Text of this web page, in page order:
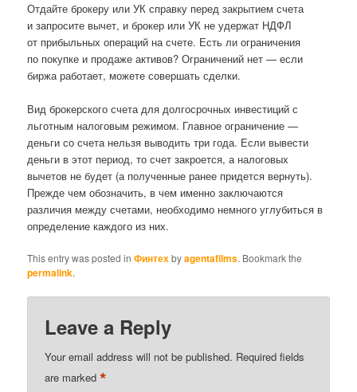
Отдайте брокеру или УК справку перед закрытием счета
и запросите вычет, и брокер или УК не удержат НДФЛ
от прибыльных операций на счете. Есть ли ограничения
по покупке и продаже активов? Ограничений нет — если
биржа работает, можете совершать сделки.
Вид брокерского счета для долгосрочных инвестиций с
льготным налоговым режимом. Главное ограничение —
деньги со счета нельзя выводить три года. Если вывести
деньги в этот период, то счет закроется, а налоговых
вычетов не будет (а полученные ранее придется вернуть).
Прежде чем обозначить, в чем именно заключаются
различия между счетами, необходимо немного углубиться в
определение каждого из них.
This entry was posted inФинтехbyagentafilms. Bookmark the
permalink.
Leave a Reply
Your email address will not be published. Required fields
are marked*